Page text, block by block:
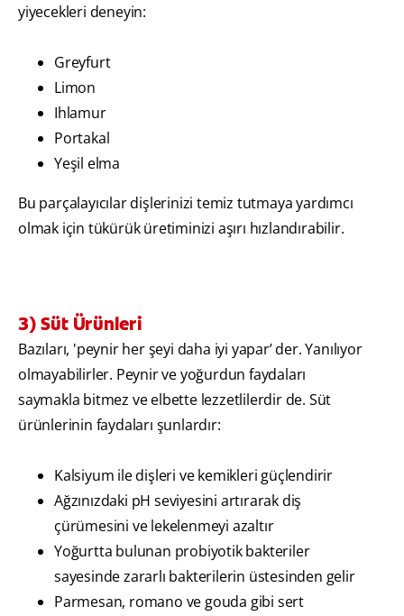
yiyecekleri deneyin:
Greyfurt
Limon
Ihlamur
Portakal
Yeşil elma
Bu parçalayıcılar dişlerinizi temiz tutmaya yardımcı
olmak için tükürük üretiminizi aşırı hızlandırabilir.
3) Süt Ürünleri
Bazıları, 'peynir her şeyi daha iyi yapar’ der. Yanılıyor
olmayabilirler. Peynir ve yoğurdun faydaları
saymakla bitmez ve elbette lezzetlilerdir de. Süt
ürünlerinin faydaları şunlardır:
Kalsiyum ile dişleri ve kemikleri güçlendirir
Ağzınızdaki pH seviyesini artırarak diş
çürümesini ve lekelenmeyi azaltır
Yoğurtta bulunan probiyotik bakteriler
sayesinde zararlı bakterilerin üstesinden gelir
Parmesan, romano ve gouda gibi sert